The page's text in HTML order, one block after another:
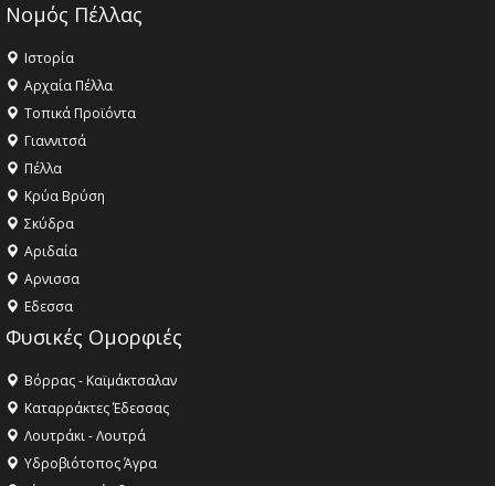
Νομός Πέλλας
Ιστορία
Αρχαία Πέλλα
Τοπικά Προϊόντα
Γιαννιτσά
Πέλλα
Κρύα Βρύση
Σκύδρα
Αριδαία
Aρνισσα
Eδεσσα
Φυσικές Ομορφιές
Βόρρας - Καϊμάκτσαλαν
Καταρράκτες Έδεσσας
Λουτράκι - Λουτρά
Υδροβιότοπος Άγρα